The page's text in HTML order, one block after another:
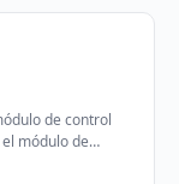
de control
módulo de